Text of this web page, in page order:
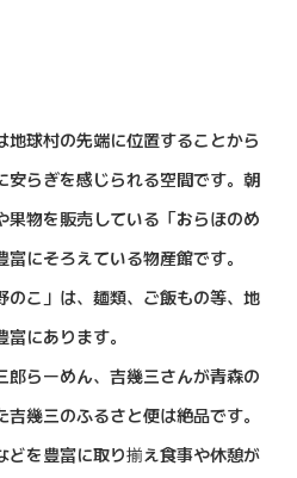
球村の先端に位置することから
安らぎを感じられる空間です。朝
果物を販売している「おらほのめ
にそろえている物産館です。
のこ」は、麺類、ご飯もの等、地
にあります。
郎らーめん、吉幾三さんが青森の
幾三のふるさと便は絶品です。
どを豊富に取り揃え食事や休憩が